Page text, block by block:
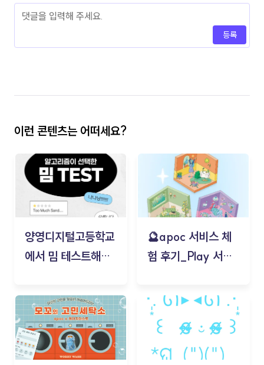
등록
이런 콘텐츠는 어떠세요?
양영디지털고등학교
에서 밈 테스트해보
🔮apoc 서비스 체
험 후기_Play 서비
김태현